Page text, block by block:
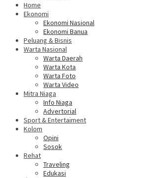
Home
Ekonomi
Ekonomi Nasional
Ekonomi Banua
Peluang & Bisnis
Warta Nasional
Warta Daerah
Warta Kota
Warta Foto
Warta Video
Mitra Niaga
Info Niaga
Advertorial
Sport & Entertaiment
Kolom
Opini
Sosok
Rehat
Traveling
Edukasi